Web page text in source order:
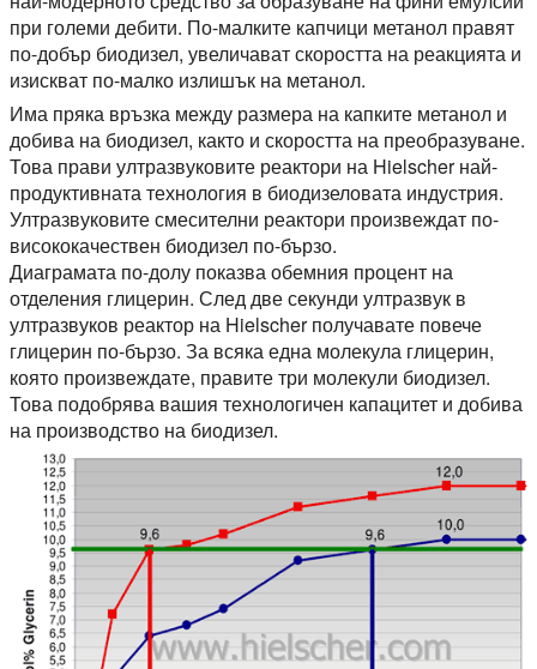
при големи дебити. По-малките капчици метанол правят
по-добър биодизел, увеличават скоростта на реакцията и
изискват по-малко излишък на метанол.
Има пряка връзка между размера на капките метанол и
добива на биодизел, както и скоростта на преобразуване.
Това прави ултразвуковите реактори на Hielscher най-
продуктивната технология в биодизеловата индустрия.
Ултразвуковите смесителни реактори произвеждат по-
висококачествен биодизел по-бързо.
Диаграмата по-долу показва обемния процент на
отделения глицерин. След две секунди ултразвук в
ултразвуков реактор на Hielscher получавате повече
глицерин по-бързо. За всяка една молекула глицерин,
която произвеждате, правите три молекули биодизел.
Това подобрява вашия технологичен капацитет и добива
на производство на биодизел.